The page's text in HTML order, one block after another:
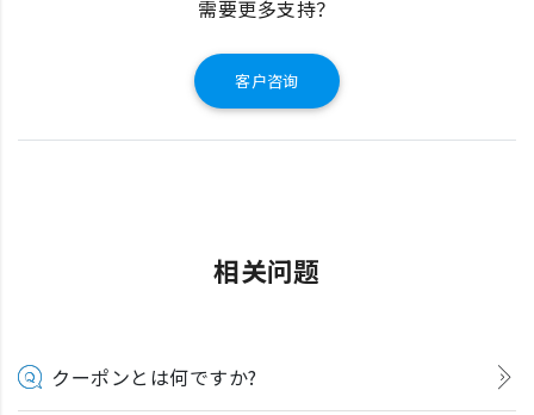
需要更多支持？
客户咨询
相关问题
クーポンとは何ですか?